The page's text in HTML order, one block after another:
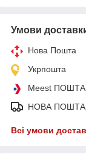
Умови
Нова Пошта
Укрпошта
Meest ПОШТА
НОВА ПОШТА
Всі умови